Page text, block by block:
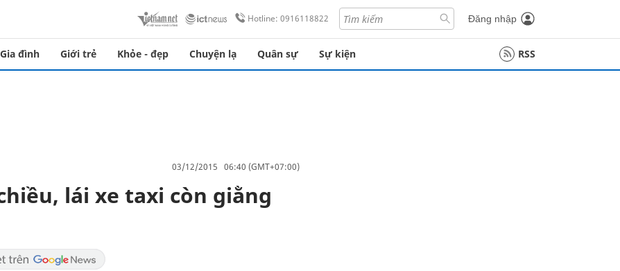
Hotline: 0916118822 Đăng nhập
Gia đình Giới trẻ Khỏe - đẹp Chuyện lạ Quân sự Sự kiện RSS
03/12/2015 06:40 (GMT+07:00)
lái xe taxi còn giằng